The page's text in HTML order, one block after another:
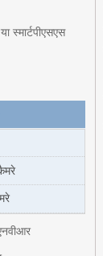
स्मार्टपीएसएस